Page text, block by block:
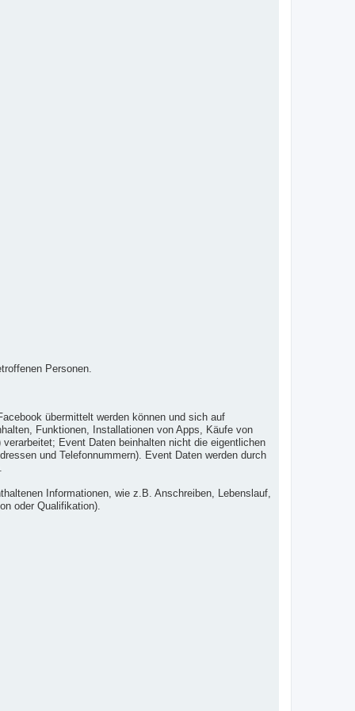
Personen.
übermittelt werden können und sich auf
Funktionen, Installationen von Apps, Käufe von
Event Daten beinhalten nicht die eigentlichen
und Telefonnummern). Event Daten werden durch
Informationen, wie z.B. Anschreiben, Lebenslauf,
oder Qualifikation).